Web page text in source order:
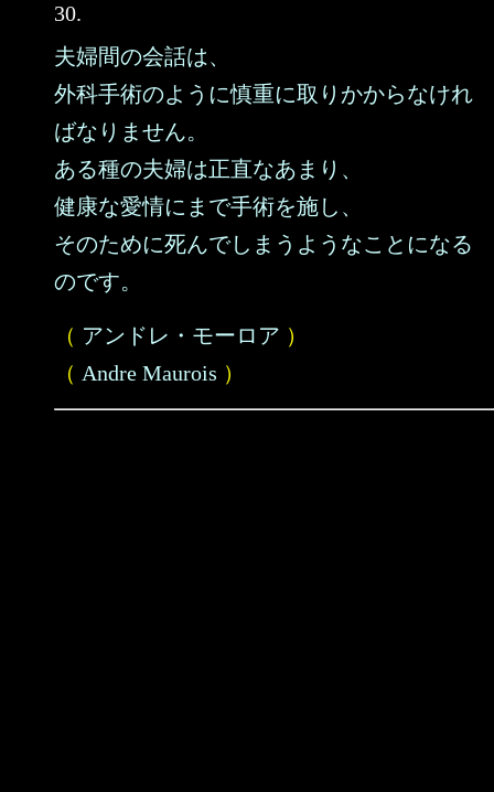
30.
夫婦間の会話は、
外科手術のように慎重に取りかからなけれ
ばなりません。
ある種の夫婦は正直なあまり、
健康な愛情にまで手術を施し、
そのために死んでしまうようなことになる
のです。
（ アンドレ・モーロア ）
（ Andre Maurois ）